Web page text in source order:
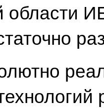
области